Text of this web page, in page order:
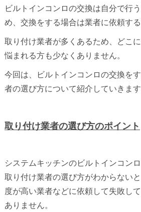
ビルトインコンロの交換は自分で行
め、交換をする場合は業者に依頼する
取り付け業者が多くあるため、どこ
悩まれる方も少なくありません。
今回は、ビルトインコンロの交換を
者の選び方について紹介していきます
取り付け業者の選び方のポイント
システムキッチンのビルトインコン
取り付け業者の選び方がわからない
度が高い業者などに依頼して失敗し
ありません。